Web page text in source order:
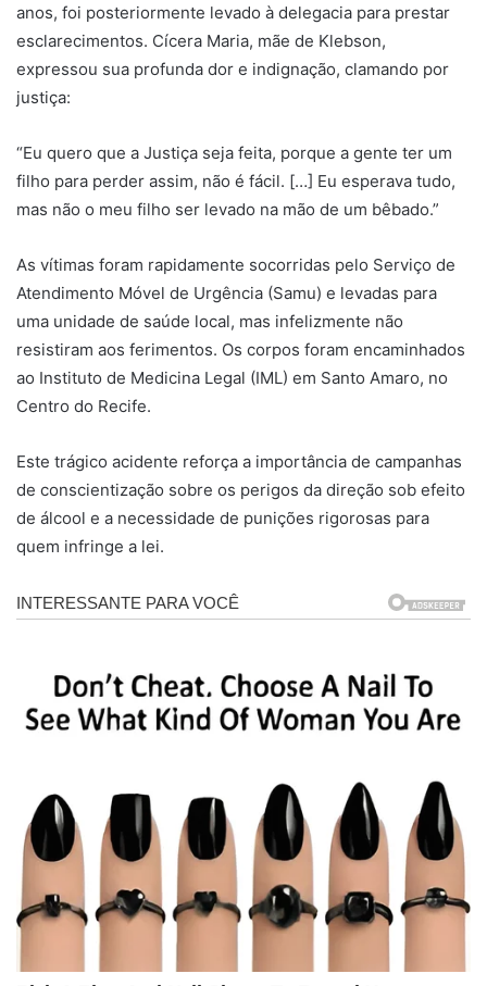
anos, foi posteriormente levado à delegacia para prestar
esclarecimentos. Cícera Maria, mãe de Klebson,
expressou sua profunda dor e indignação, clamando por
justiça:
“Eu quero que a Justiça seja feita, porque a gente ter um
filho para perder assim, não é fácil. […] Eu esperava tudo,
mas não o meu filho ser levado na mão de um bêbado.”
As vítimas foram rapidamente socorridas pelo Serviço de
Atendimento Móvel de Urgência (Samu) e levadas para
uma unidade de saúde local, mas infelizmente não
resistiram aos ferimentos. Os corpos foram encaminhados
ao Instituto de Medicina Legal (IML) em Santo Amaro, no
Centro do Recife.
Este trágico acidente reforça a importância de campanhas
de conscientização sobre os perigos da direção sob efeito
de álcool e a necessidade de punições rigorosas para
quem infringe a lei.